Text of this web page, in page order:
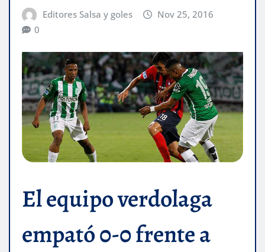
Editores Salsa y goles
Nov 25, 2016
0
El equipo verdolaga
empató 0-0 frente a